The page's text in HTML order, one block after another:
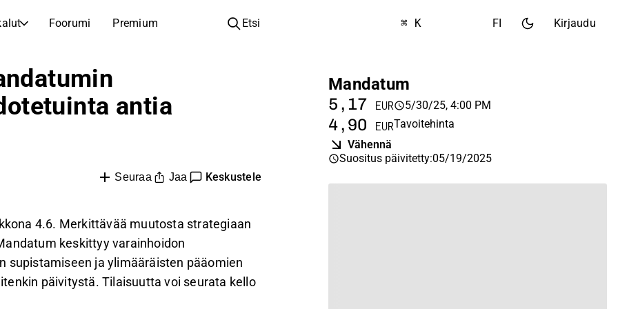
Foorumi Premium
Yhtiöt
Listautumiset
Yhtiökokouskutsut
Analyysikoulu
Salkunhaltijat
Etsi ⌘ K FI Kirjaudu
antia
Seuraa Jaa Keskustele
4.6. Merkittävää muutosta strategiaan
keskittyy varainhoidon
supistamiseen ja ylimääräisten pääomien
päivitystä. Tilaisuutta voi seurata kello
Mandatum
5,17 EUR 5/30/25, 4:00 PM
4,90 EURTavoitehinta
Vähennä
Suositus päivitetty:05/19/2025